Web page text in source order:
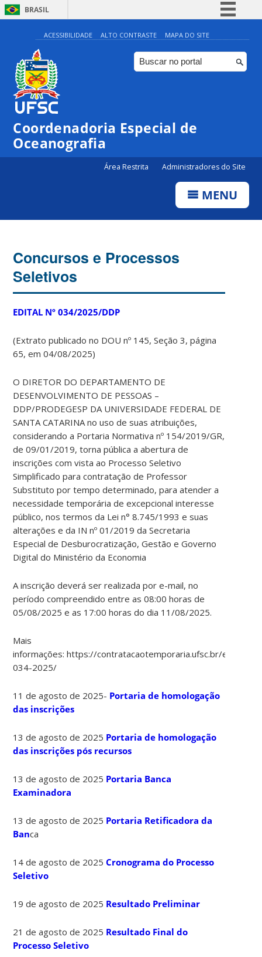
BRASIL
Simplifique!
Comunica BR
Participe
Canais
ACESSIBILIDADE ALTO CONTRASTE MAPA DO SITE
Coordenadoria Especial de
Oceanografia
Área Restrita Administradores do Site
MENU
Concursos e Processos
Seletivos
EDITAL Nº 034/2025/DDP
(Extrato publicado no DOU nº 145, Seção 3, página
65, em 04/08/2025)
O DIRETOR DO DEPARTAMENTO DE
DESENVOLVIMENTO DE PESSOAS –
DDP/PRODEGESP DA UNIVERSIDADE FEDERAL DE
SANTA CATARINA no uso de suas atribuições,
considerando a Portaria Normativa nº 154/2019/GR,
de 09/01/2019, torna pública a abertura de
inscrições com vista ao Processo Seletivo
Simplificado para contratação de Professor
Substituto por tempo determinado, para atender a
necessidade temporária de excepcional interesse
público, nos termos da Lei n° 8.745/1993 e suas
alterações e da IN nº 01/2019 da Secretaria
Especial de Desburocratização, Gestão e Governo
Digital do Ministério da Economia
A inscrição deverá ser realizada por e-mail, no
período compreendido entre as 08:00 horas de
05/08/2025 e as 17:00 horas do dia 11/08/2025.
Mais
informações: https://contratacaotemporaria.ufsc.br/edital-
034-2025/
11 de agosto de 2025- Portaria de homologação
das inscrições
13 de agosto de 2025 Portaria de homologação
das inscrições pós recursos
13 de agosto de 2025 Portaria Banca
Examinadora
13 de agosto de 2025 Portaria Retificadora da
Banca
14 de agosto de 2025Cronograma do Processo
Seletivo
19 de agosto de 2025 Resultado Preliminar
21 de agosto de 2025 Resultado Final do
Processo Seletivo